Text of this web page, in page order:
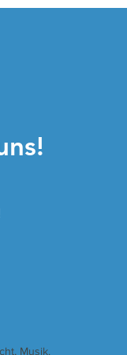
Musik.